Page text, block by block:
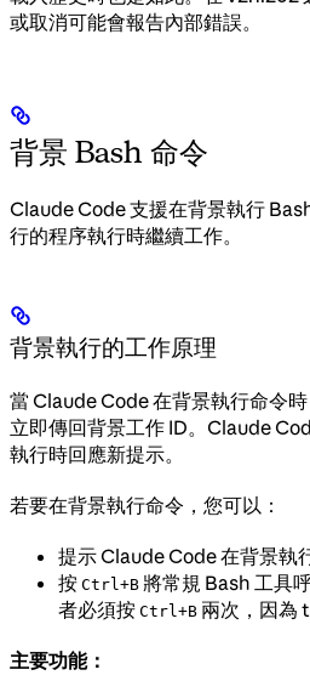
或取消可能會報告內部錯誤。
背景 Bash 命令
Claude Code 支援在背景執行
行的程序執行時繼續工作。
背景執行的工作原理
當 Claude Code 在背景執行命令
立即傳回背景工作 ID。Claude
執行時回應新提示。
若要在背景執行命令，您可以：
提示 Claude Code 在背景執
按 Ctrl+B 將常規 Bash 工具
者必須按 Ctrl+B 兩次，因為
主要功能：